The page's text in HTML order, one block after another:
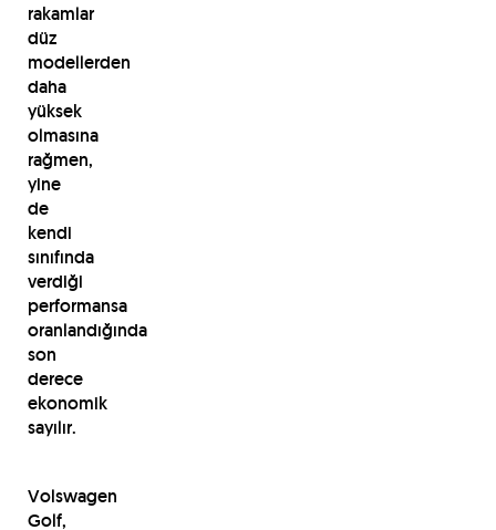
rakamlar
düz
modellerden
daha
yüksek
olmasına
rağmen,
yine
de
kendi
sınıfında
verdiği
performansa
oranlandığında
son
derece
ekonomik
sayılır.
Volswagen
Golf,